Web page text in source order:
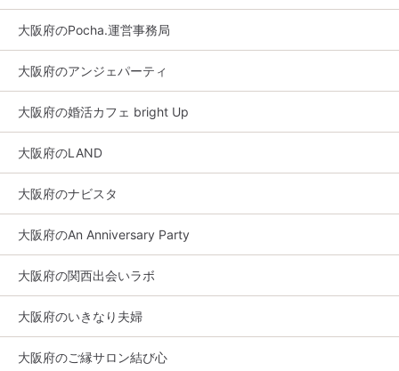
大阪府のPocha.運営事務局
大阪府のアンジェパーティ
大阪府の婚活カフェ bright Up
大阪府のLAND
大阪府のナビスタ
大阪府のAn Anniversary Party
大阪府の関西出会いラボ
大阪府のいきなり夫婦
大阪府のご縁サロン結び心